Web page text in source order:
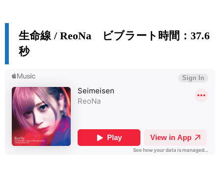
生命線 / ReoNa ビブラート時間：37.6
秒